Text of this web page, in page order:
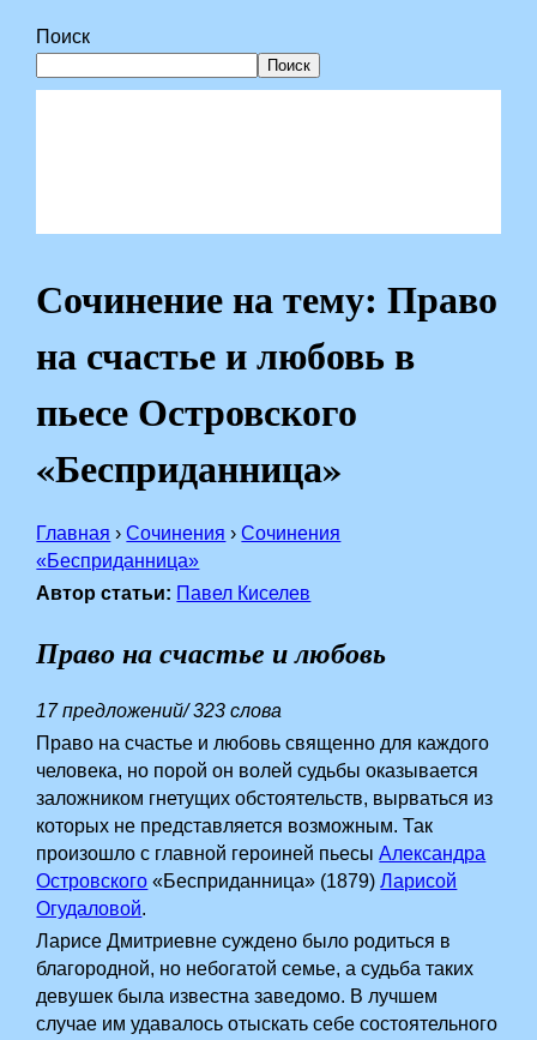
Поиск
Поиск
Сочинение на тему: Право
на счастье и любовь в
пьесе Островского
«Бесприданница»
Главная › Сочинения › Сочинения
«Бесприданница»
Автор статьи: Павел Киселев
Право на счастье и любовь
17 предложений/ 323 слова
Право на счастье и любовь священно для каждого
человека, но порой он волей судьбы оказывается
заложником гнетущих обстоятельств, вырваться из
которых не представляется возможным. Так
произошло с главной героиней пьесыАлександра
Островского «Бесприданница» (1879)Ларисой
Огудаловой.
Ларисе Дмитриевне суждено было родиться в
благородной, но небогатой семье, а судьба таких
девушек была известна заведомо. В лучшем
случае им удавалось отыскать себе состоятельного